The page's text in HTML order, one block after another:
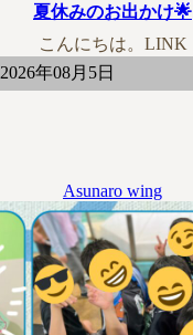
夏休みのお出かけ🌟
こんにちは。LINK
2026年08月5日
Asunaro wing